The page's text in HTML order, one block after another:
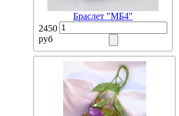
Браслет "МБ4"
2450
руб